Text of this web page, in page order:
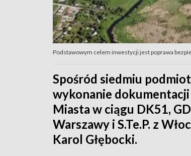
Podstawowym celem inwestycji jest poprawa
Spośród siedmiu
wykonanie
Miasta w ciągu DK51,
Warszawy i S.Te.P. z
Karol Głębocki.